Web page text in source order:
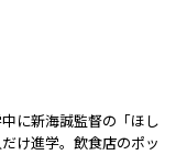
に新海誠監督の「ほし
け進学。飲食店のポッ